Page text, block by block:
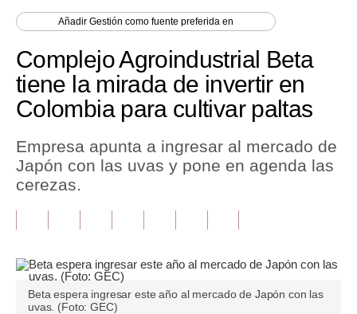
Perú
Política
Finanzas Personales
Plus G
Opinión
Editorial
AñadirGestión como fuente preferida en
Complejo Agroindustrial Beta
tiene la mirada de invertir en
Colombia para cultivar paltas
Empresa apunta a ingresar al mercado de
Japón con las uvas y pone en agenda las
cerezas.
Beta espera ingresar este año al mercado de Japón con las
uvas. (Foto: GEC)